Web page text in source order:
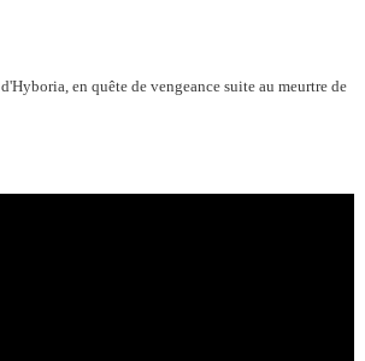
en quête de vengeance suite au meurtre de